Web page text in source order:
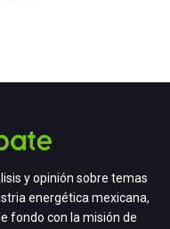
y opinión sobre temas
energética mexicana,
fondo con la misión de